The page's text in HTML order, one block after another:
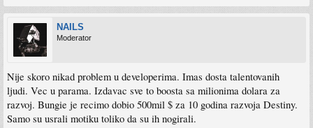
NAILS
Moderator
Nije skoro nikad problem u developerima. Imas dosta talentovanih
ljudi. Vec u parama. Izdavac sve to boosta sa milionima dolara za
razvoj. Bungie je recimo dobio 500mil $ za 10 godina razvoja Destiny.
Samo su usrali motiku toliko da su ih nogirali.